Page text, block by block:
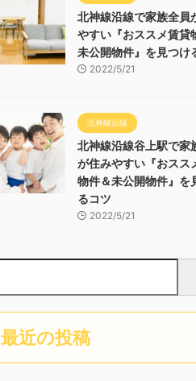
北神線沿線で家族全員
やすい『おススメ賃貸
未公開物件』を見つけ
2022/5/21
北神線沿線
北神線沿線谷上駅で家
が住みやすい『おスス
物件＆未公開物件』を
るコツ
2022/5/21
最近の投稿